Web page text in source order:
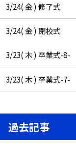
3/24( 金 ) 修了式
3/24( 金 ) 閉校式
3/23( 木 ) 卒業式-8-
3/23( 木 ) 卒業式-7-
過去記事